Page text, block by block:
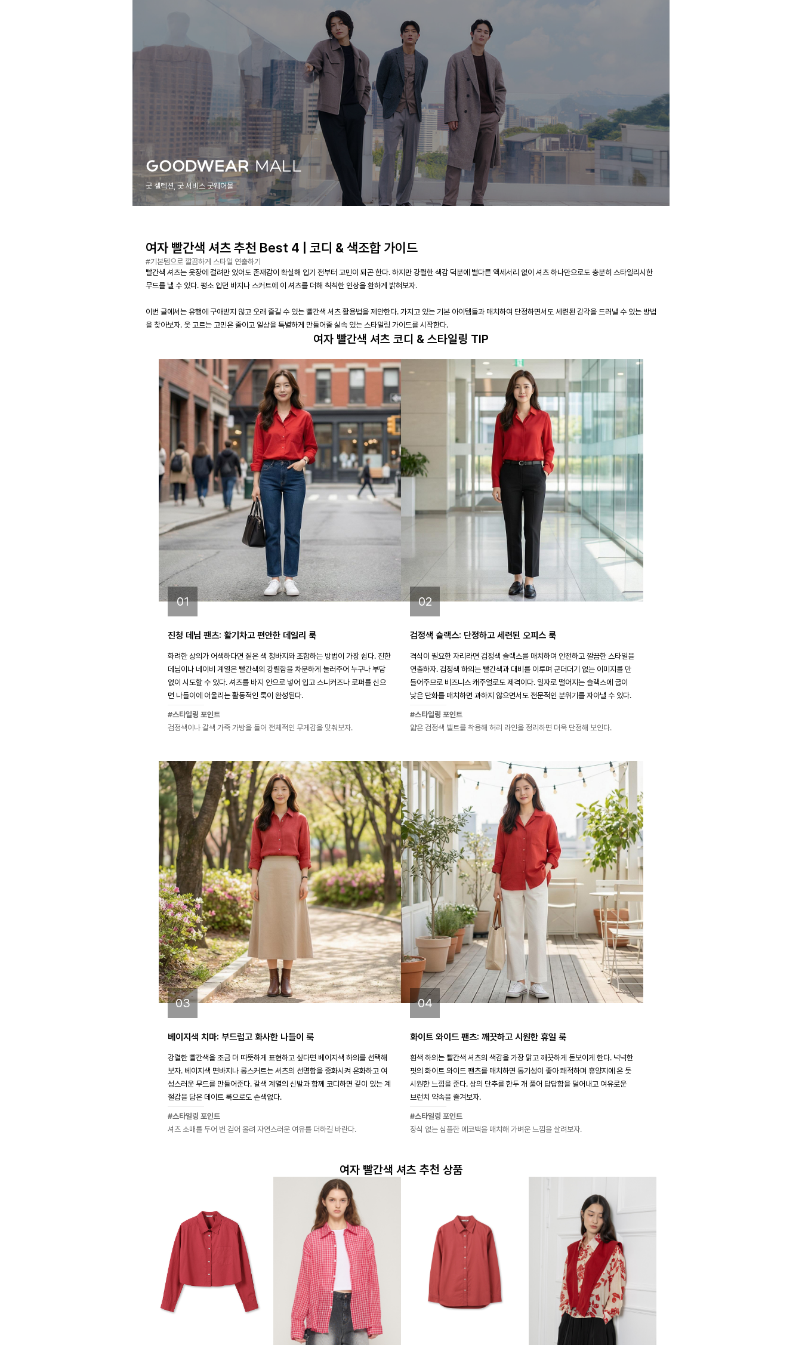
굿 셀렉션, 굿 서비스 굿웨어몰
여자 빨간색 셔츠 추천 Best 4 | 코디 & 색조합 가이드
#기본템으로 깔끔하게 스타일 연출하기
빨간색 셔츠는 옷장에 걸려만 있어도 존재감이 확실해 입기 전부터 고민이 되곤 한다. 하지만 강렬한 색감 덕분에 별다른 액세서리 없이 셔츠 하나만으로도 충분히 스타일리시한
무드를 낼 수 있다. 평소 입던 바지나 스커트에 이 셔츠를 더해 칙칙한 인상을 환하게 밝혀보자.
이번 글에서는 유행에 구애받지 않고 오래 즐길 수 있는 빨간색 셔츠 활용법을 제안한다. 가지고 있는 기본 아이템들과 매치하여 단정하면서도 세련된 감각을 드러낼 수 있는 방법
을 찾아보자. 옷 고르는 고민은 줄이고 일상을 특별하게 만들어줄 실속 있는 스타일링 가이드를 시작한다.
여자 빨간색 셔츠 코디 & 스타일링 TIP
01
진청 데님 팬츠: 활기차고 편안한 데일리 룩
화려한 상의가 어색하다면 짙은 색 청바지와 조합하는 방법이 가장 쉽다. 진한
데님이나 네이비 계열은 빨간색의 강렬함을 차분하게 눌러주어 누구나 부담
없이 시도할 수 있다. 셔츠를 바지 안으로 넣어 입고 스니커즈나 로퍼를 신으
면 나들이에 어울리는 활동적인 룩이 완성된다.
#스타일링 포인트
검정색이나 갈색 가죽 가방을 들어 전체적인 무게감을 맞춰보자.
02
검정색 슬랙스: 단정하고 세련된 오피스 룩
격식이 필요한 자리라면 검정색 슬랙스를 매치하여 안전하고 깔끔한 스타일을
연출하자. 검정색 하의는 빨간색과 대비를 이루며 군더더기 없는 이미지를 만
들어주므로 비즈니스 캐주얼로도 제격이다. 일자로 떨어지는 슬랙스에 굽이
낮은 단화를 매치하면 과하지 않으면서도 전문적인 분위기를 자아낼 수 있다.
#스타일링 포인트
얇은 검정색 벨트를 착용해 허리 라인을 정리하면 더욱 단정해 보인다.
03
베이지색 치마: 부드럽고 화사한 나들이 룩
강렬한 빨간색을 조금 더 따뜻하게 표현하고 싶다면 베이지색 하의를 선택해
보자. 베이지색 면바지나 롱스커트는 셔츠의 선명함을 중화시켜 온화하고 여
성스러운 무드를 만들어준다. 갈색 계열의 신발과 함께 코디하면 깊이 있는 계
절감을 담은 데이트 룩으로도 손색없다.
#스타일링 포인트
셔츠 소매를 두어 번 걷어 올려 자연스러운 여유를 더하길 바란다.
04
화이트 와이드 팬츠: 깨끗하고 시원한 휴일 룩
흰색 하의는 빨간색 셔츠의 색감을 가장 맑고 깨끗하게 돋보이게 한다. 넉넉한
핏의 화이트 와이드 팬츠를 매치하면 통기성이 좋아 쾌적하며 휴양지에 온 듯
시원한 느낌을 준다. 상의 단추를 한두 개 풀어 답답함을 덜어내고 여유로운
브런치 약속을 즐겨보자.
#스타일링 포인트
장식 없는 심플한 에코백을 매치해 가벼운 느낌을 살려보자.
여자 빨간색 셔츠 추천 상품